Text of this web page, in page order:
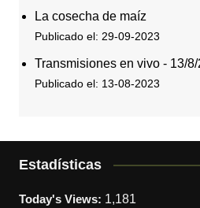
La cosecha de maíz
Publicado el: 29-09-2023
Transmisiones en vivo - 13/
Publicado el: 13-08-2023
Estadísticas
Today's Views: 1,181